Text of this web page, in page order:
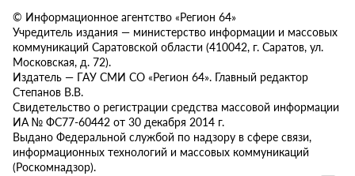
© Информационное агентство «Регион 64»
Учредитель издания — министерство информации и массовых
коммуникаций Саратовской области (410042, г. Саратов, ул.
Московская, д. 72).
Издатель — ГАУ СМИ СО «Регион 64». Главный редактор
Степанов В.В.
Свидетельство о регистрации средства массовой информации
ИА № ФС77-60442 от 30 декабря 2014 г.
Выдано Федеральной службой по надзору в сфере связи,
информационных технологий и массовых коммуникаций
(Роскомнадзор).